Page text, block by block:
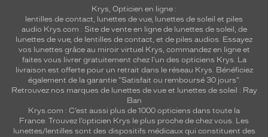
Krys, Opticien en ligne :
lentilles de contact, lunettes de vue, lunettes de soleil et piles
audio Krys.com : Site de vente en ligne de lunettes de soleil, de
lunettes de vue, de lentilles de contact, et de piles audios. Essayez
vos lunettes grâce au miroir virtuel Krys, commandez en ligne et
faites vous livrer gratuitement chez l'un des opticiens Krys. La
livraison est offerte pour un retrait dans le réseau Krys. Bénéficiez
également de la garantie "Satisfait ou remboursé 30 jours".
Retrouvez nos marques de lunettes de vue et lunettes de soleil : Ray
Ban
Krys.com : C’est aussi plus de 1000 opticiens dans toute la
France. Trouvez l’opticien Krys le plus proche de chez vous. Les
lunettes/lentilles sont des dispositifs médicaux qui constituent des